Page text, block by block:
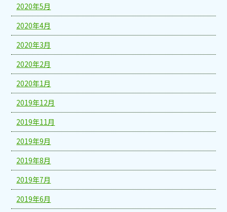
2020年5月
2020年4月
2020年3月
2020年2月
2020年1月
2019年12月
2019年11月
2019年9月
2019年8月
2019年7月
2019年6月